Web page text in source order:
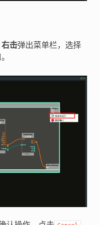
右击弹出菜单栏，选择